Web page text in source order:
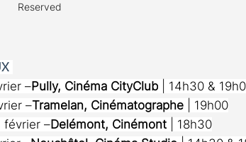
Reserved
–Pully, Cinéma CityClub | 14h30 &
–Tramelan, Cinématographe | 19h00
février –Delémont, Cinémont | 18h30